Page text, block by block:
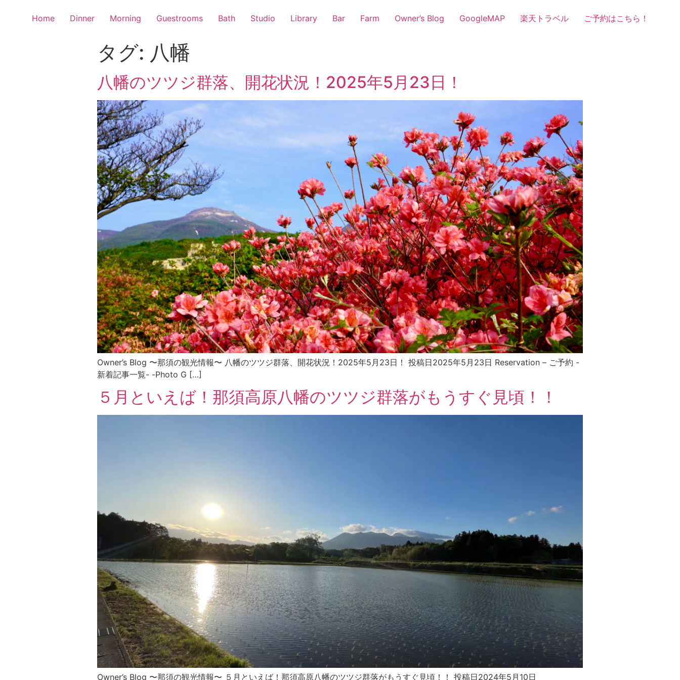
Home Dinner Morning Guestrooms Bath Studio Library Bar Farm Owner’s Blog GoogleMAP 楽天トラベル ご予約はこちら！
タグ: 八幡
八幡のツツジ群落、開花状況！2025年5月23日！
Owner’s Blog 〜那須の観光情報〜 八幡のツツジ群落、開花状況！2025年5月23日！ 投稿日2025年5月23日 Reservation – ご予約 -
新着記事一覧- -Photo G […]
５月といえば！那須高原八幡のツツジ群落がもうすぐ見頃！！
Owner’s Blog 〜那須の観光情報〜 ５月といえば！那須高原八幡のツツジ群落がもうすぐ見頃！！ 投稿日2024年5月10日